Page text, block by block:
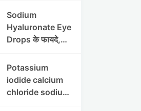
की पूरी जानकारी
Sodium
Hyaluronate Eye
Drops के फायदे,
सावधानियां
Potassium
iodide calcium
chloride sodium